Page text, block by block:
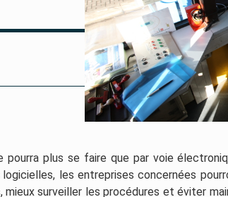
plus se faire que par voie
les entreprises concernées
mieux surveiller les procédures et éviter